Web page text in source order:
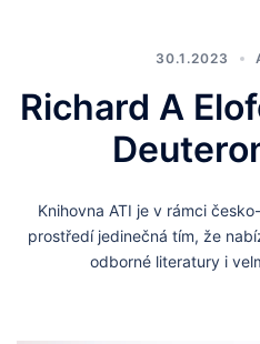
30.1.2023
Richard A
Knihovna ATI je v rámci
prostředí jedinečná tím, že
odborné literatury i